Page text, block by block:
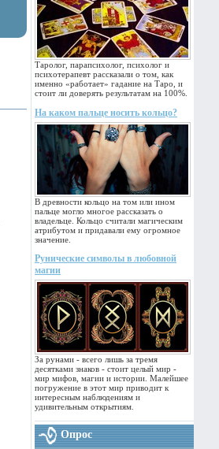
Таролог, парапсихолог, психолог и
психотерапевт рассказали о том, как
именно «работает» гадание на Таро, и
стоит ли доверять результатам на 100%.
На каком пальце носить кольцо?
В древности кольцо на том или ином
пальце могло многое рассказать о
владельце. Кольцо считали магическим
атрибутом и придавали ему огромное
значение.
Рунические символы в любовной
магии
За рунами - всего лишь за тремя
десятками знаков - стоит целый мир -
мир мифов, магии и истории. Малейшее
погружение в этот мир приводит к
интересным наблюдениям и
удивительным открытиям.
Опрос